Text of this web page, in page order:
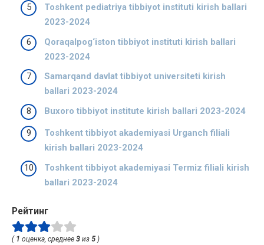
Toshkent pediatriya tibbiyot instituti kirish ballari
2023-2024
Qoraqalpog‘iston tibbiyot instituti kirish ballari
2023-2024
Samarqand davlat tibbiyot universiteti kirish
ballari 2023-2024
Buxoro tibbiyot institute kirish ballari 2023-2024
Toshkent tibbiyot akademiyasi Urganch filiali
kirish ballari 2023-2024
Toshkent tibbiyot akademiyasi Termiz filiali kirish
ballari 2023-2024
Рейтинг
( 1 оценка, среднее 3 из 5 )